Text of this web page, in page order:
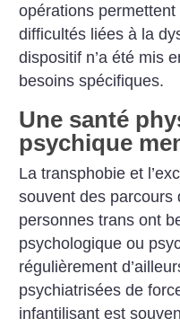
opérations
difficultés liées à la
dispositif n’a été mis
besoins spécifiques.
Une santé
psychique
La transphobie et
souvent des parcours
personnes trans ont
psychologique ou
régulièrement
psychiatrisées de
infantilisant est